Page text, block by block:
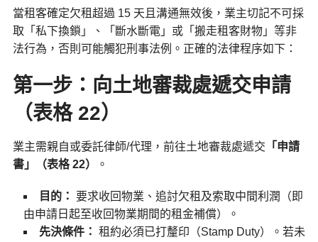
當租客確定欠租超過 15 天且溝通無效後，業主切記不可採
取「私下換鎖」、「斷水斷電」或「搬走租客財物」等非
法行為，否則可能觸犯刑事法例。正確的法律程序如下：
第一步：向土地審裁處遞交申請
（表格 22）
業主需親自或委託律師/代理，前往土地審裁處遞交 「申請
書」（表格 22）
。
目的： 要求收回物業、追討欠租及索取中間利潤（即
由申請日起至收回物業期間的租金補償）。
先決條件： 租約必須已打釐印（Stamp Duty）。若未